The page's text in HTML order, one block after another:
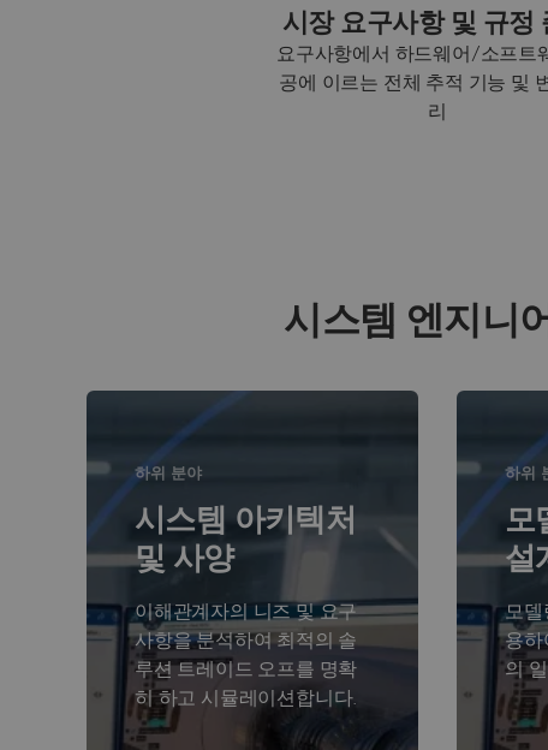
시장 요구사항 및 규정
요구사항에서 하드웨어/소프트
공에 이르는 전체 추적 기능 및
리
시스템 엔지니
하위 분야
시스템 아키텍처
및 사양
이해관계자의 니즈 및 요구
사항을 분석하여 최적의 솔
루션 트레이드 오프를 명확
히 하고 시뮬레이션합니다.
하위
모
설
모델
용하
의